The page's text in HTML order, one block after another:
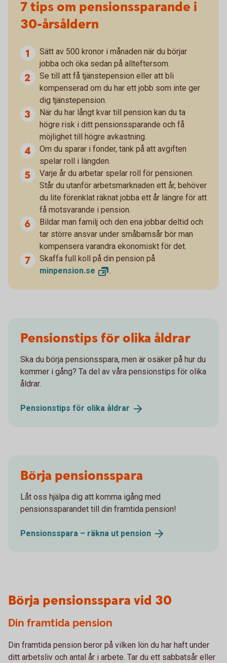
7 tips om pensionssparande i
30-årsåldern
Sätt av 500 kronor i månaden när du börjar
jobba och öka sedan på allteftersom.
Se till att få tjänstepension eller att bli
kompenserad om du har ett jobb som inte ger
dig tjänstepension.
När du har långt kvar till pension kan du ta
högre risk i ditt pensionssparande och få
möjlighet till högre avkastning.
Om du sparar i fonder, tänk på att avgiften
spelar roll i längden.
Varje år du arbetar spelar roll för pensionen.
Står du utanför arbetsmarknaden ett år, behöver
du lite förenklat räknat jobba ett år längre för att
få motsvarande i pension.
Bildar man familj och den ena jobbar deltid och
tar större ansvar under småbarnsår bör man
kompensera varandra ekonomiskt för det.
Skaffa full koll på din pension på
minpension.se .
Pensionstips för olika åldrar
Ska du börja pensionsspara, men är osäker på hur du
kommer i gång? Ta del av våra pensionstips för olika
åldrar.
Pensionstips för olika åldrar
Börja pensionsspara
Låt oss hjälpa dig att komma igång med
pensionssparandet till din framtida pension!
Pensionsspara – räkna ut pension
Börja pensionsspara vid 30
Din framtida pension
Din framtida pension beror på vilken lön du har haft under
ditt arbetsliv och antal år i arbete. Tar du ett sabbatsår eller